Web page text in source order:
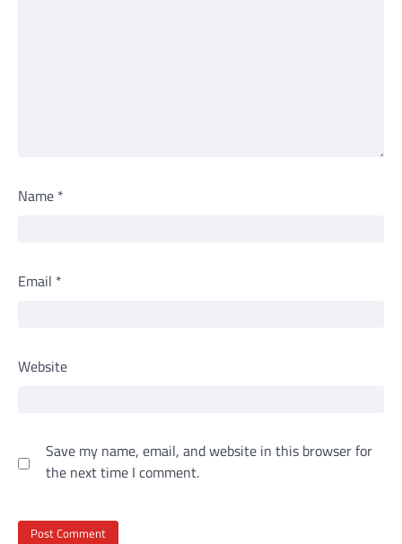
Name *
Email *
Website
Save my name, email, and website in this browser for
the next time I comment.